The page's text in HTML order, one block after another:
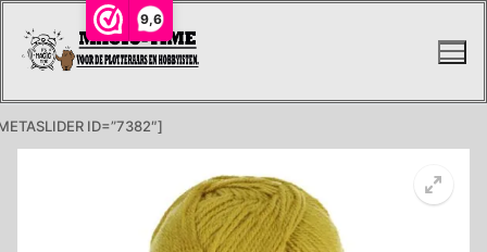
9,6
naar
ID=”7382″]